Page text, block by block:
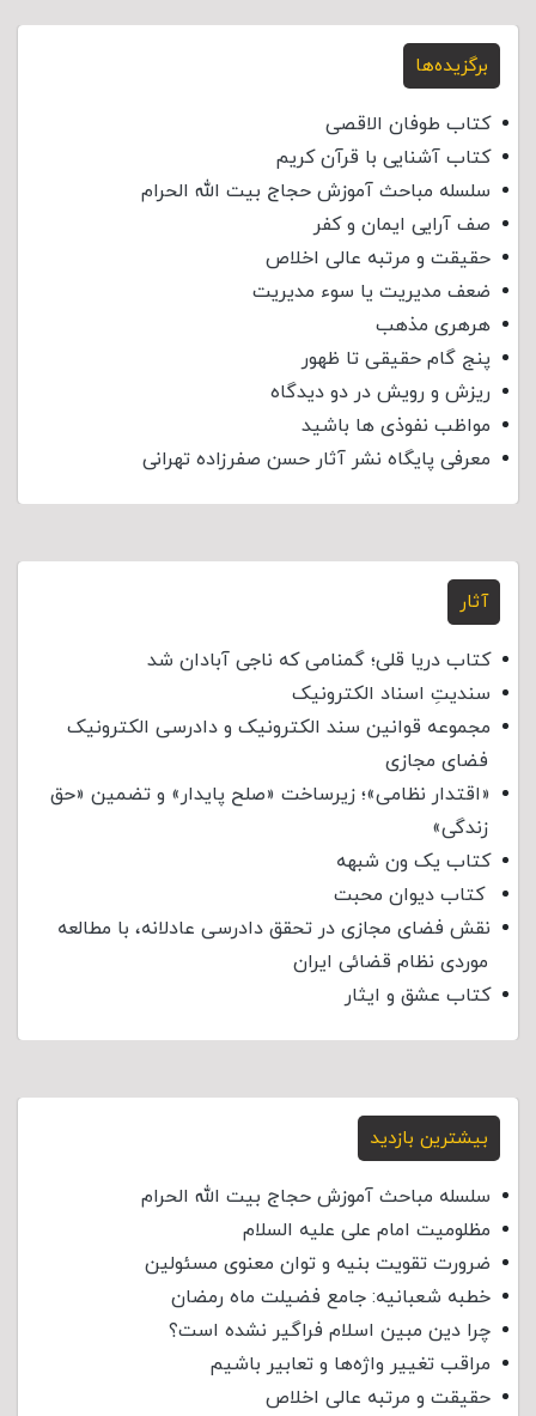
برگزیده‌ها
کتاب طوفان الاقصی
کتاب آشنایی با قرآن کریم
سلسله مباحث آموزش حجاج بیت الله الحرام
صف آرایی ایمان و کفر
حقیقت و مرتبه عالی اخلاص
ضعف مدیریت یا سوء مدیریت
هرهری مذهب
پنج گام حقیقی تا ظهور
ریزش و رویش در دو دیدگاه
مواظب نفوذی‌ ها باشید
معرفی پایگاه نشر آثار حسن صفرزاده تهرانی
آثار
کتاب دریا قلی؛ گمنامی که ناجی آبادان شد
سندیتِ اسناد الکترونیک
مجموعه قوانین سند الکترونیک و دادرسی الکترونیک
فضای مجازی
«اقتدار نظامی»؛ زیرساخت «صلح پایدار» و تضمین «حق
زندگی»
کتاب یک ون شبهه
کتاب دیوان محبت
نقش فضای مجازی در تحقق دادرسی عادلانه، با مطالعه
موردی نظام قضائی ایران
کتاب عشق و ایثار
بیشترین بازدید
سلسله مباحث آموزش حجاج بیت الله الحرام
مظلومیت امام علی علیه السلام
ضرورت تقویت بنیه و توان معنوی مسئولین
خطبه شعبانیه: جامع فضیلت ماه رمضان
چرا دین مبین اسلام فراگیر نشده است؟
مراقب تغییر واژه‌ها و تعابیر باشیم
حقیقت و مرتبه عالی اخلاص